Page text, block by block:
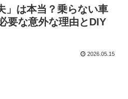
」は本当？乗らない車
要な意外な理由とDIY
2026.05.15